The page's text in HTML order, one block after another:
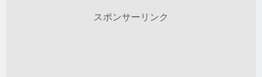
スポンサーリンク